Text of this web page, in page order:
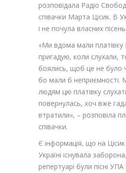
розповідала Радіо
співачки Марта Цісик. В
і не почула власних пісень.
«Ми вдома мали платівку
пригадую, коли слухали,
боялись, щоб це не було
бо мали б неприємності.
людям цю платівку
повернулась, хоч вже
втратили», – розповіла
співачки.
Є інформація, що на Цісик
Україні існувала
репертуарі були пісні УПА